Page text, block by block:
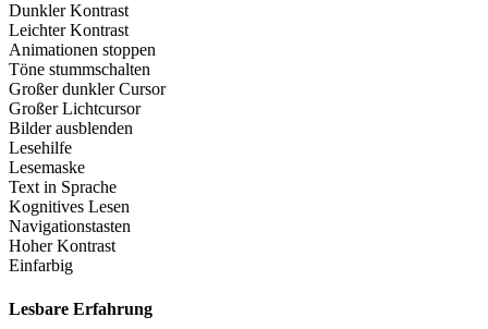
Dunkler Kontrast
Leichter Kontrast
Animationen stoppen
Töne stummschalten
Großer dunkler Cursor
Großer Lichtcursor
Bilder ausblenden
Lesehilfe
Lesemaske
Text in Sprache
Kognitives Lesen
Navigationstasten
Hoher Kontrast
Einfarbig
Lesbare Erfahrung